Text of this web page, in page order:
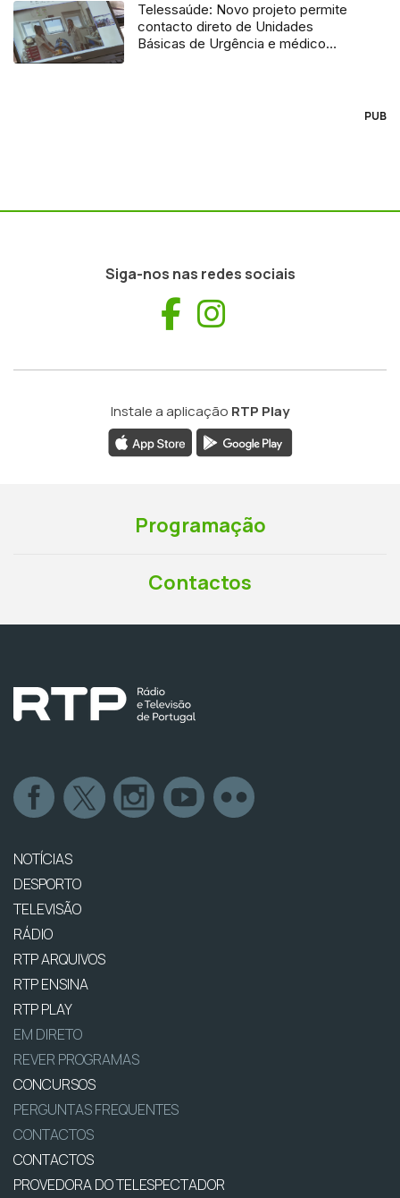
Telessaúde: Novo projeto permite
contacto direto de Unidades
Básicas de Urgência e médico
PUB
Siga-nos nas redes sociais
Facebook
Instale a aplicação RTP Play
Programação
Contactos
NOTÍCIAS
DESPORTO
TELEVISÃO
RÁDIO
RTP ARQUIVOS
RTP ENSINA
RTP PLAY
EM DIRETO
REVER PROGRAMAS
CONCURSOS
PERGUNTAS FREQUENTES
CONTACTOS
CONTACTOS
PROVEDORA DO TELESPECTADOR